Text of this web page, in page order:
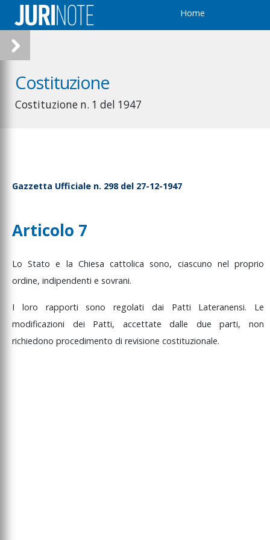
Home
Costituzione
Costituzione n. 1 del 1947
Gazzetta Ufficiale n. 298 del 27-12-1947
Articolo 7
LoStatoe la Chiesacattolicasono, ciascuno nelproprio
ordine, indipendenti e sovrani.
I loro rapportisono regolati dai Patti Lateranensi. Le
modificazioni dei Patti, accettatedalle dueparti,non
richiedono procedimento di revisione costituzionale.